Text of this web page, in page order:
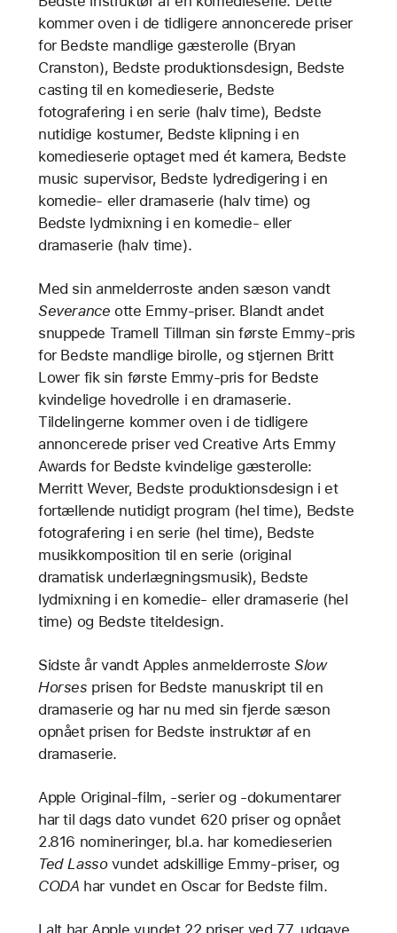
kommer oven i de tidligere annoncerede priser
for Bedste mandlige gæsterolle (Bryan
Cranston), Bedste produktionsdesign, Bedste
casting til en komedieserie, Bedste
fotografering i en serie (halv time), Bedste
nutidige kostumer, Bedste klipning i en
komedieserie optaget med ét kamera, Bedste
music supervisor, Bedste lydredigering i en
komedie- eller dramaserie (halv time) og
Bedste lydmixning i en komedie- eller
dramaserie (halv time).
Med sin anmelderroste anden sæson vandt
Severance otte Emmy-priser. Blandt andet
snuppede Tramell Tillman sin første Emmy-pris
for Bedste mandlige birolle, og stjernen Britt
Lower fik sin første Emmy-pris for Bedste
kvindelige hovedrolle i en dramaserie.
Tildelingerne kommer oven i de tidligere
annoncerede priser ved Creative Arts Emmy
Awards for Bedste kvindelige gæsterolle:
Merritt Wever, Bedste produktionsdesign i et
fortællende nutidigt program (hel time), Bedste
fotografering i en serie (hel time), Bedste
musikkomposition til en serie (original
dramatisk underlægningsmusik), Bedste
lydmixning i en komedie- eller dramaserie (hel
time) og Bedste titeldesign.
Sidste år vandt Apples anmelderrosteSlow
Horses prisen for Bedste manuskript til en
dramaserie og har nu med sin fjerde sæson
opnået prisen for Bedste instruktør af en
dramaserie.
Apple Original-film, -serier og -dokumentarer
har til dags dato vundet 620 priser og opnået
2.816 nomineringer, bl.a. har komedieserien
Ted Lassovundet adskillige Emmy-priser, og
CODA har vundet en Oscar for Bedste film.